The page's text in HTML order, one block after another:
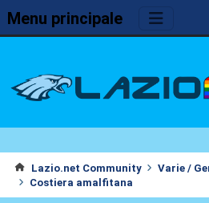
Menu principale
Lazio.net Community Varie /
Costiera amalfitana